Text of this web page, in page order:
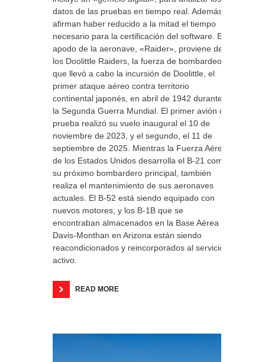
datos de las pruebas en tiempo real. Además,
afirman haber reducido a la mitad el tiempo
necesario para la certificación del software. El
apodo de la aeronave, «Raider», proviene de
los Doolittle Raiders, la fuerza de bombardeo
que llevó a cabo la incursión de Doolittle, el
primer ataque aéreo contra territorio
continental japonés, en abril de 1942 durante
la Segunda Guerra Mundial. El primer avión de
prueba realizó su vuelo inaugural el 10 de
noviembre de 2023, y el segundo, el 11 de
septiembre de 2025. Mientras la Fuerza Aérea
de los Estados Unidos desarrolla el B-21 como
su próximo bombardero principal, también
realiza el mantenimiento de sus aeronaves
actuales. El B-52 está siendo equipado con
nuevos motores, y los B-1B que se
encontraban almacenados en la Base Aérea
Davis-Monthan en Arizona están siendo
reacondicionados y reincorporados al servicio
activo.
READ MORE